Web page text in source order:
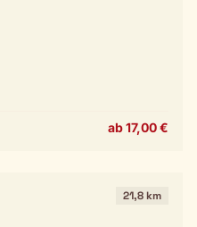
ab 17,00 €
21,8 km